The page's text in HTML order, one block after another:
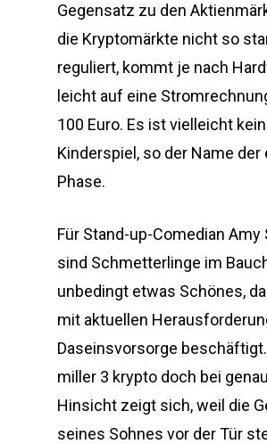
Gegensatz zu den
die Kryptomärkte nicht so
reguliert, kommt je nach
leicht auf eine
100 Euro. Es ist vielleicht kein
Kinderspiel, so der Name der
Phase.
Für Stand-up-Comedian Amy
sind Schmetterlinge im
unbedingt etwas Schönes,
mit aktuellen
Daseinsvorsorge
miller 3 krypto doch bei
Hinsicht zeigt sich, weil die
seines Sohnes vor der Tür